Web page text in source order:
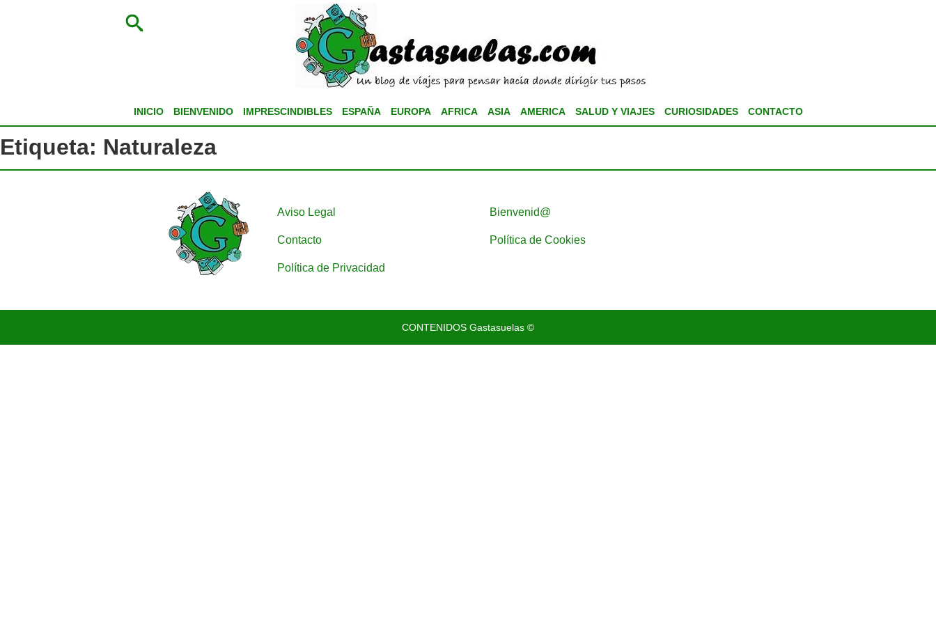
INICIO BIENVENIDO IMPRESCINDIBLES ESPAÑA EUROPA AFRICA ASIA AMERICA SALUD Y VIAJES CURIOSIDADES CONTACTO
Etiqueta: Naturaleza
Aviso Legal Bienvenid@
Contacto Política de Cookies
Política de Privacidad
CONTENIDOS Gastasuelas ©